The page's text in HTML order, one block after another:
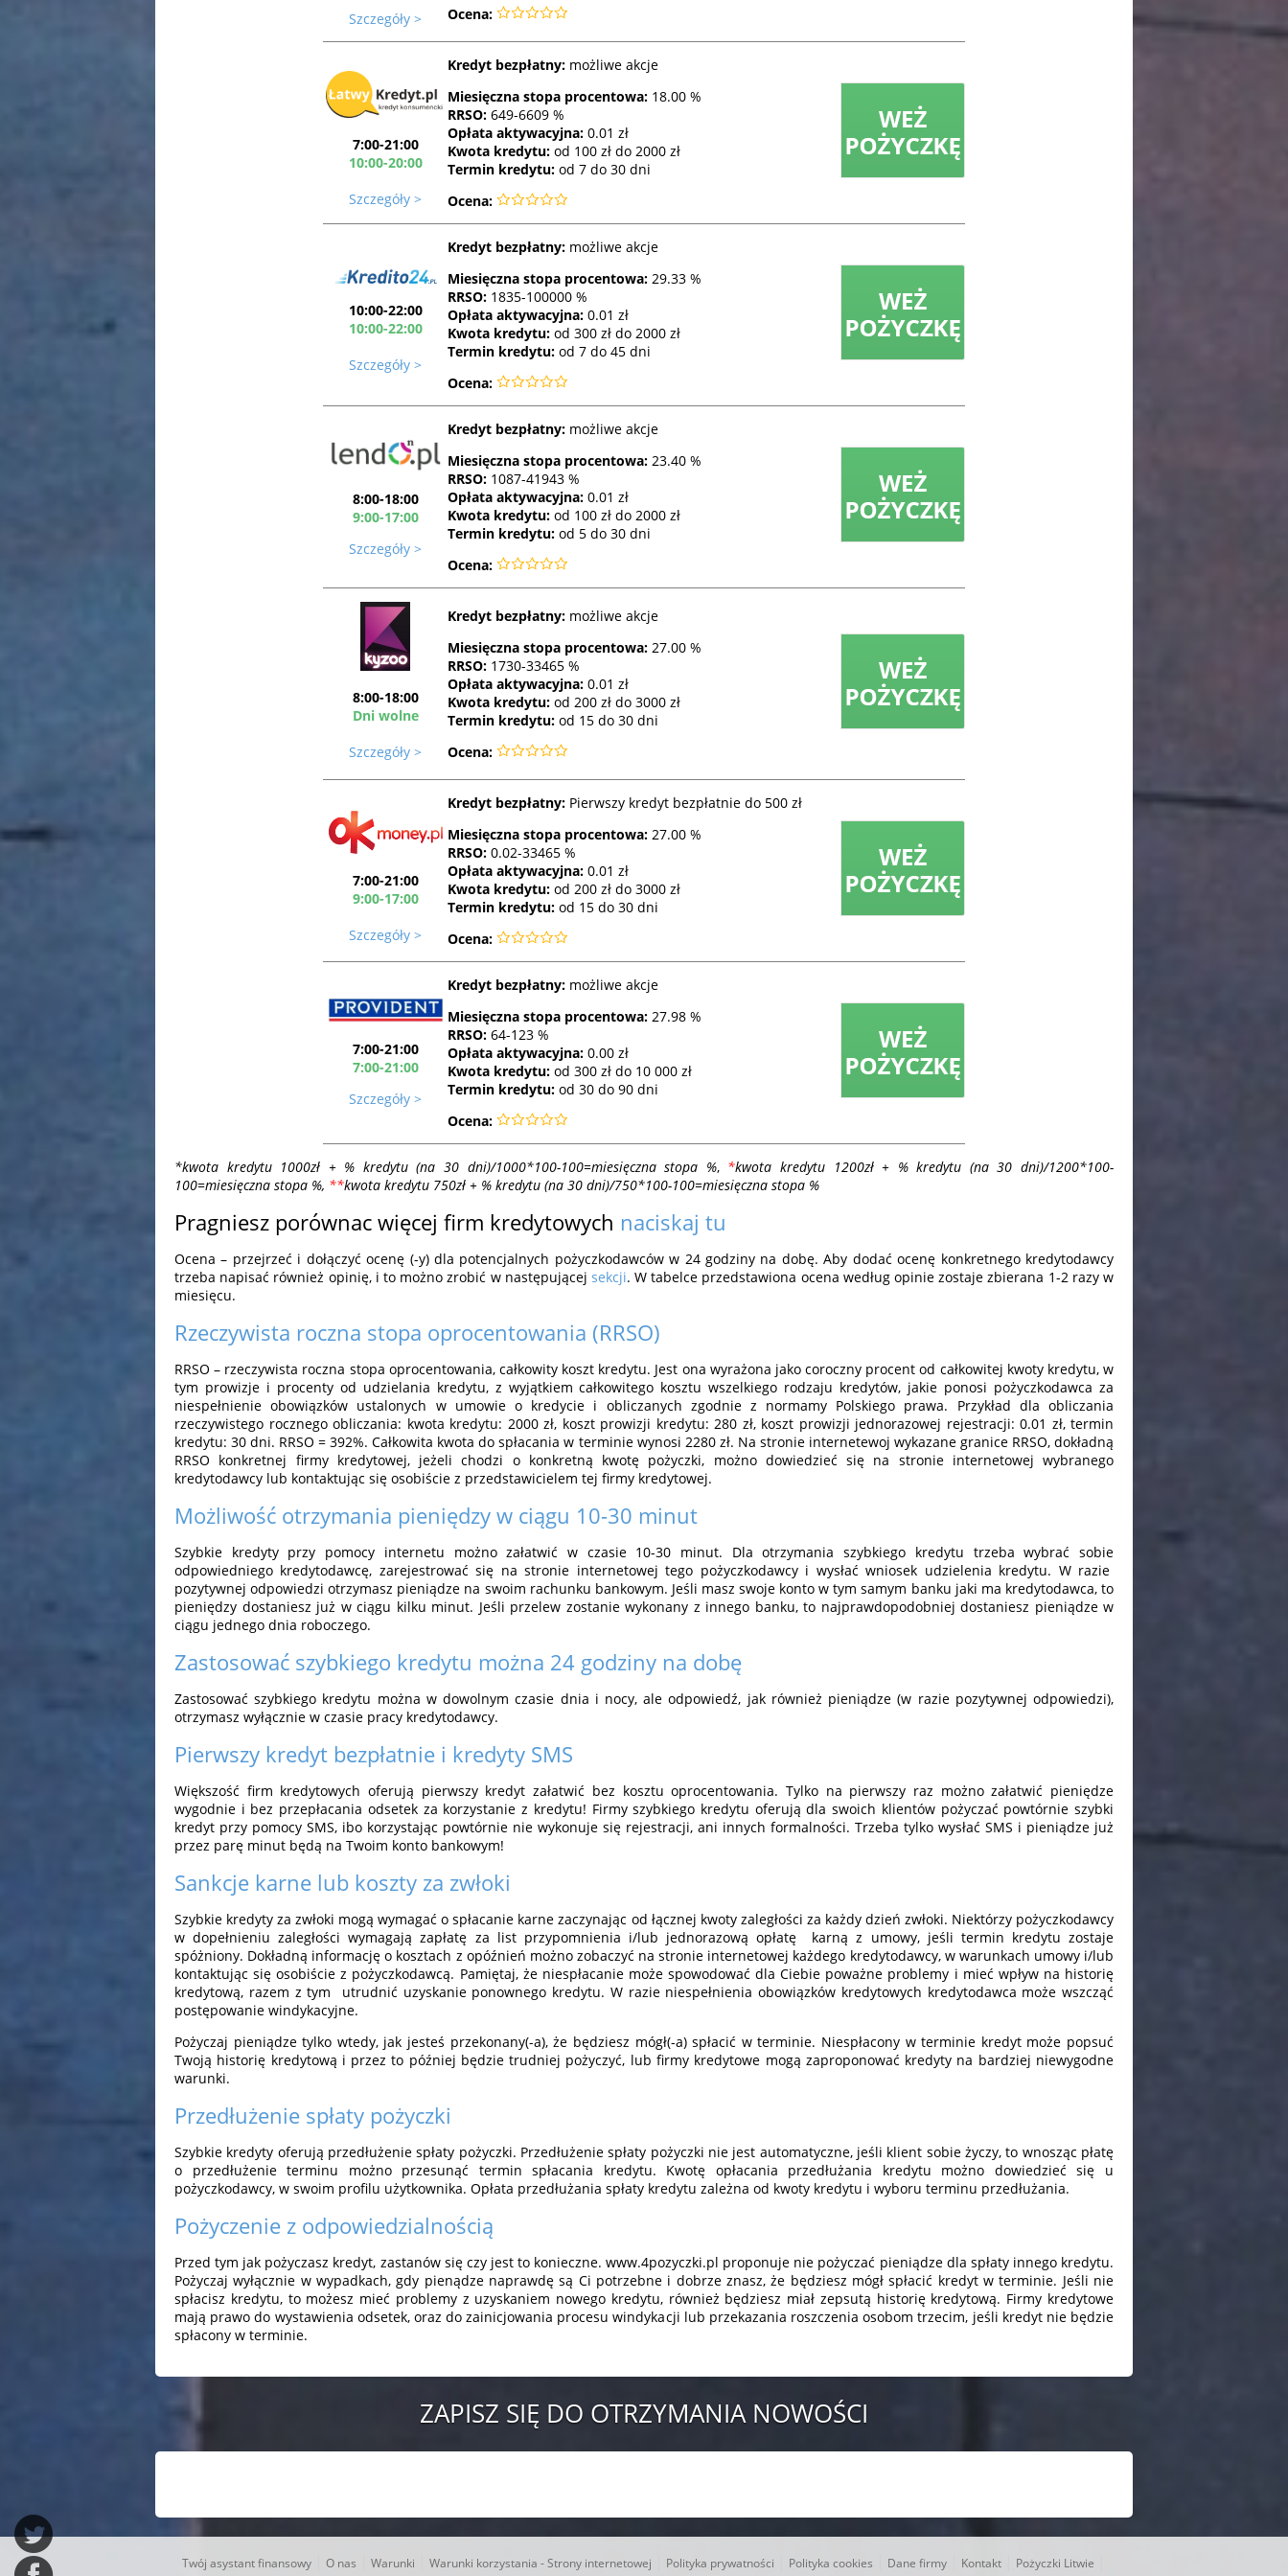
Szczegóły > Ocena:
7:00-21:00
10:00-20:00
Szczegóły >
Kredyt bezpłatny: możliwe akcje
Miesięczna stopa procentowa: 18.00 %
RRSO: 649-6609 %
Opłata aktywacyjna: 0.01 zł
Kwota kredytu: od 100 zł do 2000 zł
Termin kredytu: od 7 do 30 dni
Ocena:
10:00-22:00
10:00-22:00
Szczegóły >
Kredyt bezpłatny: możliwe akcje
Miesięczna stopa procentowa: 29.33 %
RRSO: 1835-100000 %
Opłata aktywacyjna: 0.01 zł
Kwota kredytu: od 300 zł do 2000 zł
Termin kredytu: od 7 do 45 dni
Ocena:
8:00-18:00
9:00-17:00
Szczegóły >
Kredyt bezpłatny: możliwe akcje
Miesięczna stopa procentowa: 23.40 %
RRSO: 1087-41943 %
Opłata aktywacyjna: 0.01 zł
Kwota kredytu: od 100 zł do 2000 zł
Termin kredytu: od 5 do 30 dni
Ocena:
8:00-18:00
Dni wolne
Szczegóły >
Kredyt bezpłatny: możliwe akcje
Miesięczna stopa procentowa: 27.00 %
RRSO: 1730-33465 %
Opłata aktywacyjna: 0.01 zł
Kwota kredytu: od 200 zł do 3000 zł
Termin kredytu: od 15 do 30 dni
Ocena:
7:00-21:00
9:00-17:00
Szczegóły >
Kredyt bezpłatny: Pierwszy kredyt bezpłatnie do 500 zł
Miesięczna stopa procentowa: 27.00 %
RRSO: 0.02-33465 %
Opłata aktywacyjna: 0.01 zł
Kwota kredytu: od 200 zł do 3000 zł
Termin kredytu: od 15 do 30 dni
Ocena:
7:00-21:00
7:00-21:00
Szczegóły >
Kredyt bezpłatny: możliwe akcje
Miesięczna stopa procentowa: 27.98 %
RRSO: 64-123 %
Opłata aktywacyjna: 0.00 zł
Kwota kredytu: od 300 zł do 10 000 zł
Termin kredytu: od 30 do 90 dni
Ocena:
*kwota kredytu 1000zł + % kredytu (na 30 dni)/1000*100-100=miesięczna stopa %, *kwota kredytu 1200zł + % kredytu (na 30 dni)/1200*100-
100=miesięczna stopa %, **kwota kredytu 750zł + % kredytu (na 30 dni)/750*100-100=miesięczna stopa %
Pragniesz porównac więcej firm kredytowych naciskaj tu
Ocena – przejrzeć i dołączyć ocenę (-y) dla potencjalnych pożyczkodawców w 24 godziny na dobę. Aby dodać ocenę konkretnego kredytodawcy
trzeba napisać również opinię, i to możno zrobić w następującej sekcji. W tabelce przedstawiona ocena według opinie zostaje zbierana 1-2 razy w
miesięcu.
Rzeczywista roczna stopa oprocentowania (RRSO)
RRSO – rzeczywista roczna stopa oprocentowania, całkowity koszt kredytu. Jest ona wyrażona jako coroczny procent od całkowitej kwoty kredytu, w
tym prowizje i procenty od udzielania kredytu, z wyjątkiem całkowitego kosztu wszelkiego rodzaju kredytów, jakie ponosi pożyczkodawca za
niespełnienie obowiązków ustalonych w umowie o kredycie i obliczanych zgodnie z normamy Polskiego prawa. Przykład dla obliczania
rzeczywistego rocznego obliczania: kwota kredytu: 2000 zł, koszt prowizji kredytu: 280 zł, koszt prowizji jednorazowej rejestracji: 0.01 zł, termin
kredytu: 30 dni. RRSO = 392%. Całkowita kwota do spłacania w terminie wynosi 2280 zł. Na stronie internetewoj wykazane granice RRSO, dokładną
RRSO konkretnej firmy kredytowej, jeżeli chodzi o konkretną kwotę pożyczki, możno dowiedzieć się na stronie internetowej wybranego
kredytodawcy lub kontaktując się osobiście z przedstawicielem tej firmy kredytowej.
Możliwość otrzymania pieniędzy w ciągu 10-30 minut
Szybkie kredyty przy pomocy internetu możno załatwić w czasie 10-30 minut. Dla otrzymania szybkiego kredytu trzeba wybrać sobie
odpowiedniego kredytodawcę, zarejestrować się na stronie internetowej tego pożyczkodawcy i wysłać wniosek udzielenia kredytu. W razie
pozytywnej odpowiedzi otrzymasz pieniądze na swoim rachunku bankowym. Jeśli masz swoje konto w tym samym banku jaki ma kredytodawca, to
pieniędzy dostaniesz już w ciągu kilku minut. Jeśli przelew zostanie wykonany z innego banku, to najprawdopodobniej dostaniesz pieniądze w
ciągu jednego dnia roboczego.
Zastosować szybkiego kredytu można 24 godziny na dobę
Zastosować szybkiego kredytu można w dowolnym czasie dnia i nocy, ale odpowiedź, jak również pieniądze (w razie pozytywnej odpowiedzi),
otrzymasz wyłącznie w czasie pracy kredytodawcy.
Pierwszy kredyt bezpłatnie i kredyty SMS
Większość firm kredytowych oferują pierwszy kredyt załatwić bez kosztu oprocentowania. Tylko na pierwszy raz możno załatwić pieniędze
wygodnie i bez przepłacania odsetek za korzystanie z kredytu! Firmy szybkiego kredytu oferują dla swoich klientów pożyczać powtórnie szybki
kredyt przy pomocy SMS, ibo korzystając powtórnie nie wykonuje się rejestracji, ani innych formalności. Trzeba tylko wysłać SMS i pieniądze już
przez parę minut będą na Twoim konto bankowym!
Sankcje karne lub koszty za zwłoki
Szybkie kredyty za zwłoki mogą wymagać o spłacanie karne zaczynając od łącznej kwoty zaległości za każdy dzień zwłoki. Niektórzy pożyczkodawcy
w dopełnieniu zaległości wymagają zapłatę za list przypomnienia i/lub jednorazową opłatę karną z umowy, jeśli termin kredytu zostaje
spóżniony. Dokładną informację o kosztach z opóźnień możno zobaczyć na stronie internetowej każdego kredytodawcy, w warunkach umowy i/lub
kontaktując się osobiście z pożyczkodawcą. Pamiętaj, że niespłacanie może spowodować dla Ciebie poważne problemy i mieć wpływ na historię
kredytową, razem z tym utrudnić uzyskanie ponownego kredytu. W razie niespełnienia obowiązków kredytowych kredytodawca może wszcząć
postępowanie windykacyjne.
Pożyczaj pieniądze tylko wtedy, jak jesteś przekonany(-a), że będziesz mógł(-a) spłacić w terminie. Niespłacony w terminie kredyt może popsuć
Twoją historię kredytową i przez to później będzie trudniej pożyczyć, lub firmy kredytowe mogą zaproponować kredyty na bardziej niewygodne
warunki.
Przedłużenie spłaty pożyczki
Szybkie kredyty oferują przedłużenie spłaty pożyczki. Przedłużenie spłaty pożyczki nie jest automatyczne, jeśli klient sobie życzy, to wnosząc płatę
o przedłużenie terminu możno przesunąć termin spłacania kredytu. Kwotę opłacania przedłużania kredytu możno dowiedzieć się u
pożyczkodawcy, w swoim profilu użytkownika. Opłata przedłużania spłaty kredytu zależna od kwoty kredytu i wyboru terminu przedłużania.
Pożyczenie z odpowiedzialnością
Przed tym jak pożyczasz kredyt, zastanów się czy jest to konieczne. www.4pozyczki.pl proponuje nie pożyczać pieniądze dla spłaty innego kredytu.
Pożyczaj wyłącznie w wypadkach, gdy pienądze naprawdę są Ci potrzebne i dobrze znasz, że będziesz mógł spłacić kredyt w terminie. Jeśli nie
spłacisz kredytu, to możesz mieć problemy z uzyskaniem nowego kredytu, również będziesz miał zepsutą historię kredytową. Firmy kredytowe
mają prawo do wystawienia odsetek, oraz do zainicjowania procesu windykacji lub przekazania roszczenia osobom trzecim, jeśli kredyt nie będzie
spłacony w terminie.
ZAPISZ SIĘ DO OTRZYMANIA NOWOŚCI
Twój asystant finansowy O nas Warunki Warunki korzystania - Strony internetowej Polityka prywatności Polityka cookies Dane firmy Kontakt Pożyczki Litwie